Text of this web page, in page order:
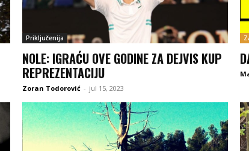
Priključenija
NOLE: IGRAĆU OVE GODINE ZA DEJVIS KUP
REPREZENTACIJU
Zoran Todorović - jul 15, 2023